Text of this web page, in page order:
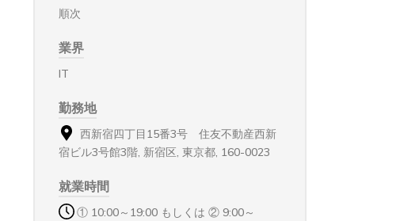
順次
業界
IT
勤務地
西新宿四丁目15番3号 住友不動産西新
宿ビル3号館3階, 新宿区, 東京都, 160-0023
就業時間
① 10:00～19:00 もしくは ② 9:00～